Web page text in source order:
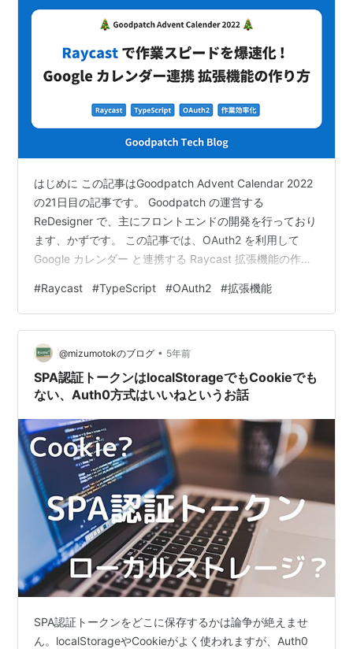
はじめに この記事はGoodpatch Advent Calendar 2022
の21日目の記事です。 Goodpatch の運営する
ReDesigner で、主にフロントエンドの開発を行っており
ます、かずです。 この記事では、OAuth2 を利用して
Google カレンダー と連携する Raycast 拡張機能の作り
Raycastについて Raycastとは? Raycast の何がいいのか
テーマと成果物 作るもの(テーマ) 完成した拡張機能の挙
動 拡張機能 開発手順 必要環境 拡張機能コードの新規作
成 拡張機能のビルド & インスト…
#Raycast #TypeScript #OAuth2 #拡張機能
@mizumotokのブログ • 5年前
SPA認証トークンはlocalStorageでもCookieでも
ない、Auth0方式はいいねというお話
SPA認証トークンをどこに保存するかは論争が絶えませ
ん。localStorageやCookieがよく使われますが、Auth0